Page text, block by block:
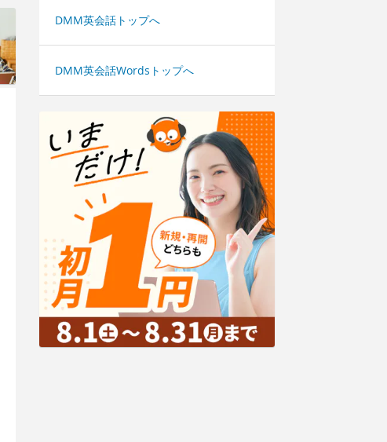
DMM英会話トップへ
DMM英会話Wordsトップへ